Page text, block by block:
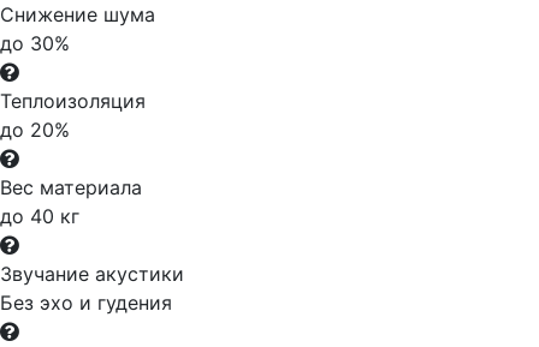
Снижение шума
до 30%
Теплоизоляция
до 20%
Вес материала
до 40 кг
Звучание акустики
Без эхо и гудения